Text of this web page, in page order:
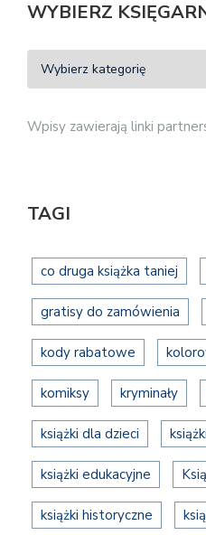
WYBIERZ
Wpisy zawierają linki
TAGI
co druga książka taniej
gratisy do zamówienia
kody rabatowe
komiksy kryminały
książki dla dzieci
książki edukacyjne
książki historyczne